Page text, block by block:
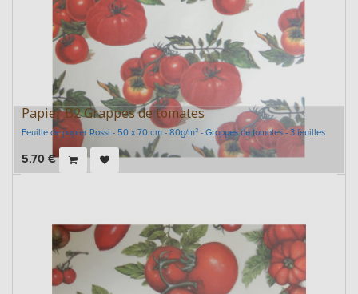
Papier B2 Grappes de tomates
Feuille de papier Rossi - 50 x 70 cm - 80g/m² - Grappes de tomates - 3 feuilles
5,70 €